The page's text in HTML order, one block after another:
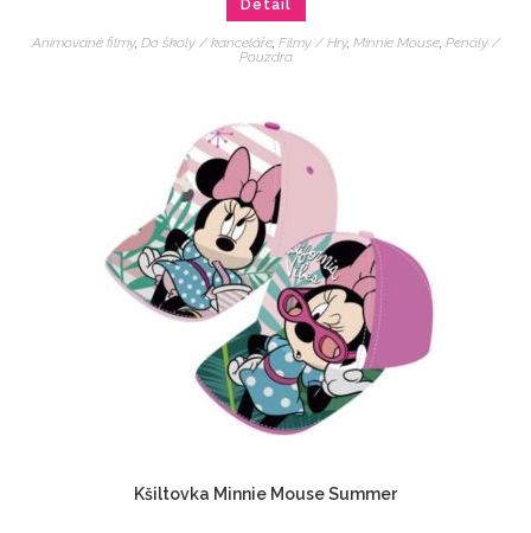
Detail
Animované filmy, Do školy / kanceláře, Filmy / Hry, Minnie Mouse, Penály /
Pouzdra
Kšiltovka Minnie Mouse Summer